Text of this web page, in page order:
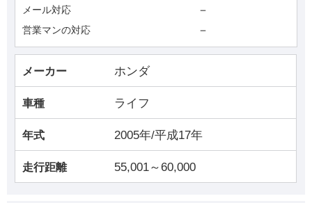
メール対応 －
営業マンの対応 －
メーカー ホンダ
車種 ライフ
年式 2005年/平成17年
走行距離 55,001～60,000